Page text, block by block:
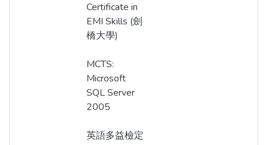
Certificate in
EMI Skills (劍
橋大學)
MCTS:
Microsoft
SQL Server
2005
英語多益檢定